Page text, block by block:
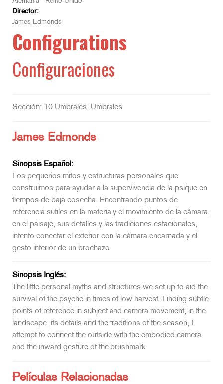
Director:
James Edmonds
Configurations
Configuraciones
Sección: 10 Umbrales, Umbrales
James Edmonds
Sinopsis Español:
Los pequeños mitos y estructuras personales que
construimos para ayudar a la supervivencia de la psique en
tiempos de baja cosecha. Encontrando puntos de
referencia sutiles en la materia y el movimiento de la cámara,
en el paisaje, sus detalles y las tradiciones estacionales,
intento conectar el exterior con la cámara encarnada y el
gesto interior de un brochazo.
Sinopsis Inglés:
The little personal myths and structures we set up to aid the
survival of the psyche in times of low harvest. Finding subtle
points of reference in subject and camera movement, in the
landscape, its details and the traditions of the season, I
attempt to connect the outside with the embodied camera
and the inward gesture of the brushmark.
Películas Relacionadas